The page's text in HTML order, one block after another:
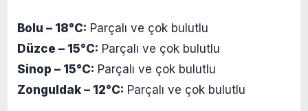
Bolu – 18°C: Parçalı ve çok bulutlu
Düzce – 15°C: Parçalı ve çok bulutlu
Sinop – 15°C: Parçalı ve çok bulutlu
Zonguldak – 12°C: Parçalı ve çok bulutlu